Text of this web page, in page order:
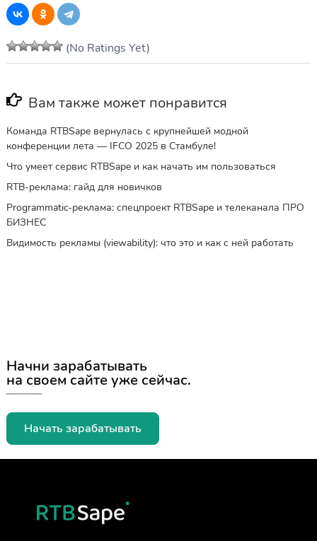
(No Ratings Yet)
Вам также может понравится
Команда RTBSape вернулась с крупнейшей модной
конференции лета — IFCO 2025 в Стамбуле!
Что умеет сервис RTBSape и как начать им пользоваться
RTB-реклама: гайд для новичков
Programmatic-реклама: спецпроект RTBSape и телеканала ПРО
БИЗНЕС
Видимость рекламы (viewability): что это и как с ней работать
Начни зарабатывать
на своем сайте уже сейчас.
Начать зарабатывать